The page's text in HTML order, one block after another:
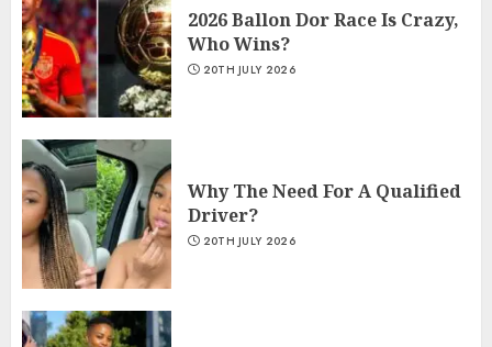
2026 Ballon Dor Race Is Crazy,
Who Wins?
20TH JULY 2026
Why The Need For A Qualified
Driver?
20TH JULY 2026